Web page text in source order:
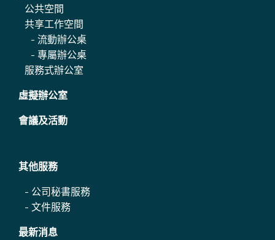
公共空間
共享工作空間
- 流動辦公桌
- 專屬辦公桌
服務式辦公室
虛擬辦公室
會議及活動
其他服務
- 公司秘書服務
- 文件服務
最新消息